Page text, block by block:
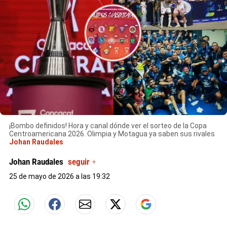
¡Bombo definidos! Hora y canal dónde ver el sorteo de la Copa
Centroamericana 2026. Olimpia y Motagua ya saben sus rivales
Johan Raudales
X
Johan Raudales seguir +
25 de mayo de 2026 a las 19:32